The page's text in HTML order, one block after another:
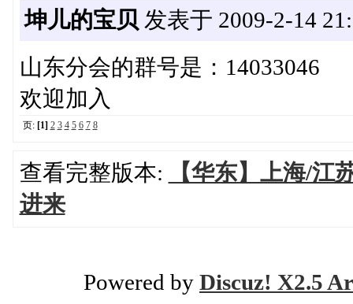
坤儿的宝贝 发表于 2009-2-14
山东分会的群号是：14033046
欢迎加入
页: [1] 2 3 4 5 6 7 8
查看完整版本:
【华东】上海/江
进来
Powered by Discuz! X2.5